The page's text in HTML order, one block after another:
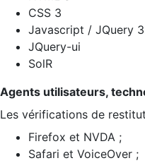
CSS 3
Javascript / JQuery
JQuery-ui
SolR
Agents utilisateurs,
Les vérifications de
Firefox et NVDA ;
Safari et VoiceOver ;